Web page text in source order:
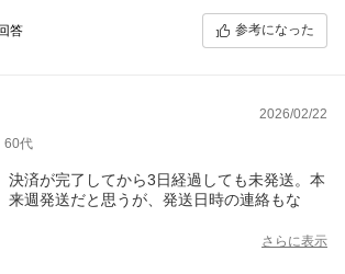
答 参考になった
2026/02/22
60代
決済が完了してから3日経過しても未発送。本
来週発送だと思うが、発送日時の連絡もな
さらに表示